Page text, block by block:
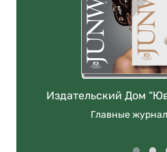
Издательский Дом
Главные